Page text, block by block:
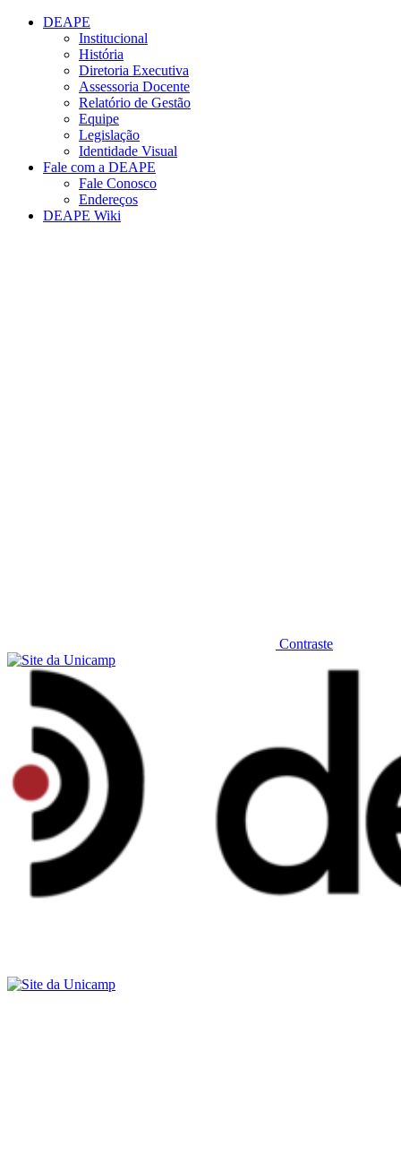
Conteúdo principal
DEAPE
Institucional
História
Diretoria Executiva
Assessoria Docente
Relatório de Gestão
Equipe
Legislação
Identidade Visual
Fale com a DEAPE
Fale Conosco
Endereços
DEAPE Wiki
Contraste